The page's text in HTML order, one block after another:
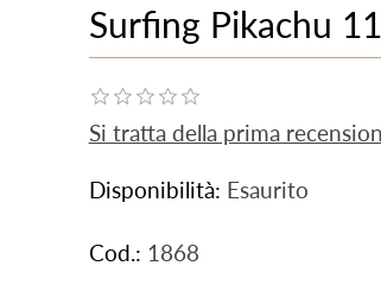
Surfing Pikachu
Si tratta della prima
Disponibilità: Esaurito
Cod.: 1868